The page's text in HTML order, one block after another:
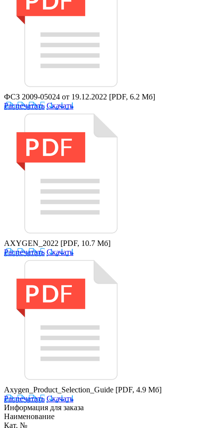
ФСЗ 2009-05024 от 19.12.2022 [PDF, 6.2 Мб]
Распечатать Скачать
AXYGEN_2022 [PDF, 10.7 Мб]
Распечатать Скачать
Axygen_Product_Selection_Guide [PDF, 4.9 Мб]
Распечатать Скачать
Информация для заказа
Наименование
Кат. №